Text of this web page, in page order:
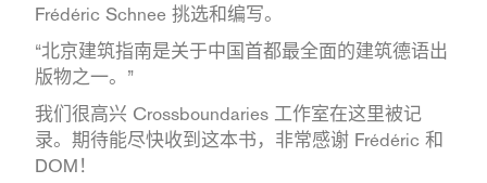
Frédéric Sc​​hnee 挑选和编写。
“北京建筑指南是关于中国首都最全面的建筑德语出
版物之一。”
我们很高兴 Crossboundaries 工作室在这里被记
录。期待能尽快收到这本书，非常感谢 Frédéric 和
DOM！